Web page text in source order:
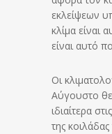
εκλείψεων
κλίμα είναι
είναι αυτό
Οι
Αύγουστο
ιδιαίτερα
της